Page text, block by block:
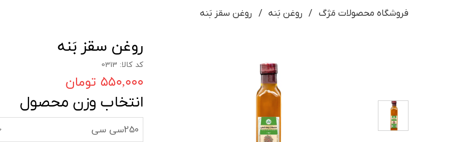
فروشگاه محصولات مَژگ روغن بَنه روغن سقز بَنه
روغن سقز بَنه
کد کالا: 0313
۵۵۰,۰۰۰ تومان
انتخاب وزن محصول
250سی سی